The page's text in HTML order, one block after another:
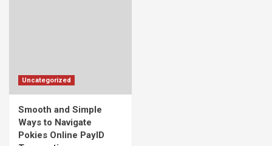
Uncategorized
Smooth and Simple
Ways to Navigate
Pokies Online PayID